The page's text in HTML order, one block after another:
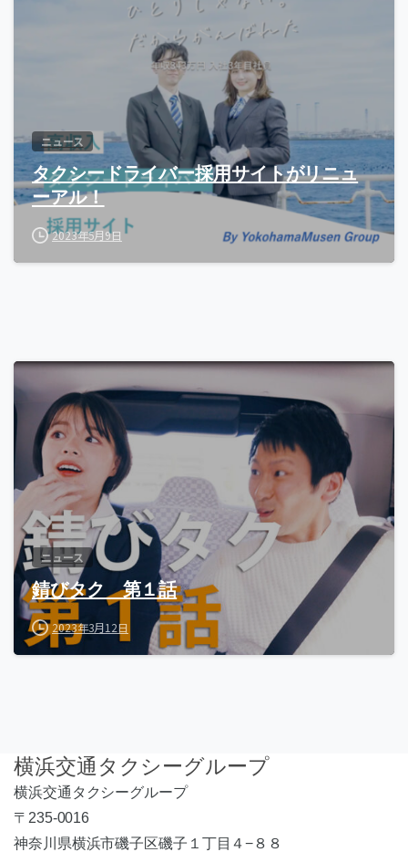
ニュース
タクシードライバー採用サイトがリニュ
ーアル！
2023年5月9日
ニュース
錆びタク 第１話
2023年3月12日
横浜交通タクシーグループ
横浜交通タクシーグループ
〒235-0016
神奈川県横浜市磯子区磯子１丁目４−８８